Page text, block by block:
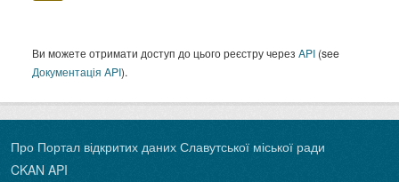
Ви можете отримати доступ до цього реєстру через API (see
Документація API).
Про Портал відкритих даних Славутської міської ради
CKAN API